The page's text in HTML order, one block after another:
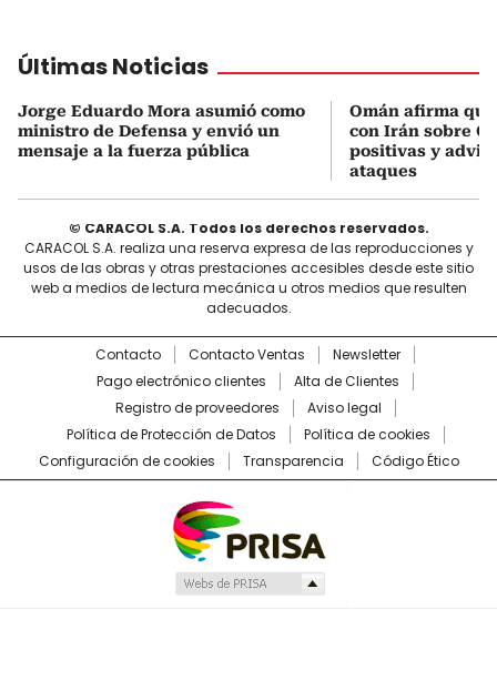
Últimas Noticias
Jorge Eduardo Mora asumió como
ministro de Defensa y envió un
mensaje a la fuerza pública
Omán afirma
con Irán sobre
positivas y
ataques
© CARACOL S.A. Todos los derechos reservados.
CARACOL S.A. realiza una reserva expresa de las reproducciones y
usos de las obras y otras prestaciones accesibles desde este sitio
web a medios de lectura mecánica u otros medios que resulten
adecuados.
Contacto Contacto Ventas
Newsletter
Pago electrónico clientes
Alta de Clientes
Registro de proveedores
Aviso legal
Política de Protección de Datos
Política de cookies
Configuración de cookies
Transparencia Código Ético